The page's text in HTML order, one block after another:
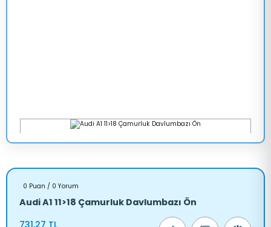
0 Puan / 0 Yorum
Audi A1 11>18 Çamurluk Davlumbazı Ön